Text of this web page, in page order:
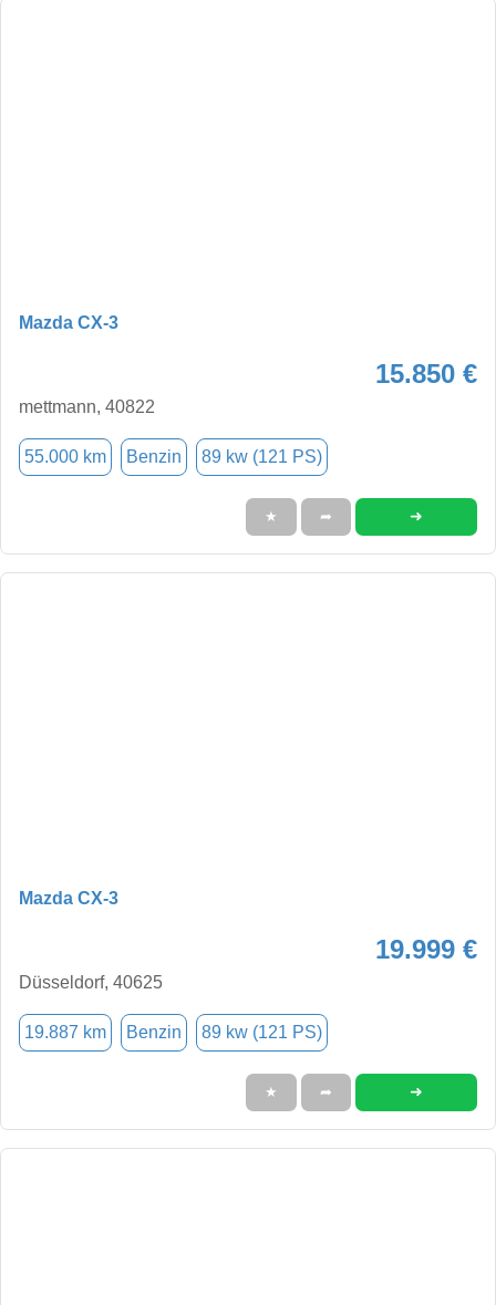
Mazda CX-3
15.850 €
mettmann, 40822
55.000 km Benzin 89 kw (121 PS)
★ ➦ ➜
Mazda CX-3
19.999 €
Düsseldorf, 40625
19.887 km Benzin 89 kw (121 PS)
★ ➦ ➜